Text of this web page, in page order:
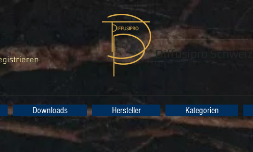
Diffusipro Schweiz
Downloads Hersteller Kategorien